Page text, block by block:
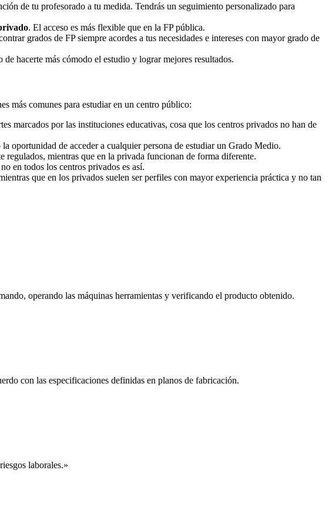
de tu profesorado a tu medida. Tendrás un seguimiento personalizado para
. El acceso es más flexible que en la FP pública.
grados de FP siempre acordes a tus necesidades e intereses con mayor grado de
hacerte más cómodo el estudio y lograr mejores resultados.
más comunes para estudiar en un centro público:
marcados por las instituciones educativas, cosa que los centros privados no han de
oportunidad de acceder a cualquier persona de estudiar un Grado Medio.
regulados, mientras que en la privada funcionan de forma diferente.
en todos los centros privados es así.
que en los privados suelen ser perfiles con mayor experiencia práctica y no tan
operando las máquinas herramientas y verificando el producto obtenido.
con las especificaciones definidas en planos de fabricación.
laborales.»